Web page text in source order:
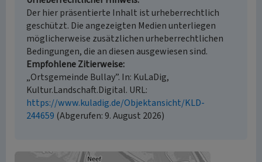
Der hier präsentierte Inhalt ist urheberrechtlich
geschützt. Die angezeigten Medien unterliegen
möglicherweise zusätzlichen urheberrechtlichen
Bedingungen, die an diesen ausgewiesen sind.
Empfohlene Zitierweise
„Ortsgemeinde Bullay”. In: KuLaDig,
Kultur.Landschaft.Digital. URL:
https://www.kuladig.de/Objektansicht/KLD-
244659 (Abgerufen: 9. August 2026)